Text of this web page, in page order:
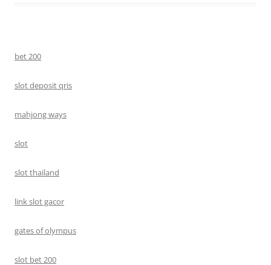
bet 200
slot deposit qris
mahjong ways
slot
slot thailand
link slot gacor
gates of olympus
slot bet 200